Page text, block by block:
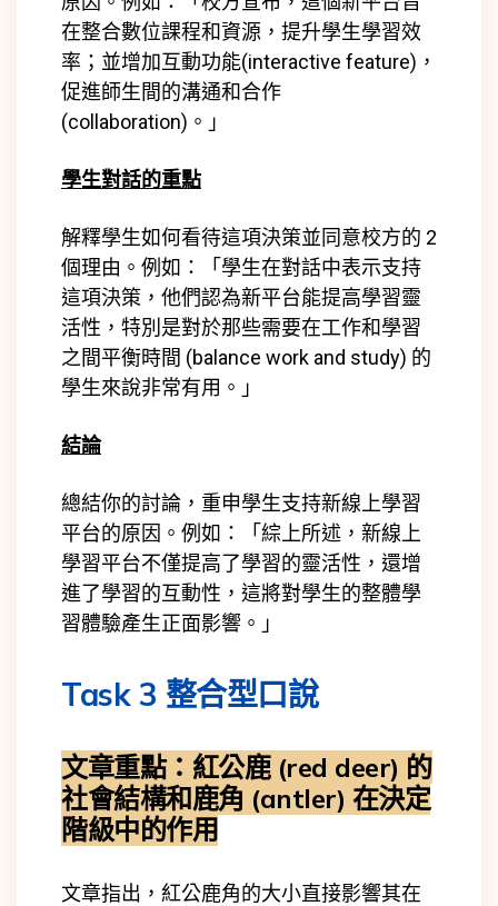
在整合數位課程和資源，提升學生學習效
率；並增加互動功能(interactive feature) ，
促進師生間的溝通和合作
(collaboration) 。」
學生對話的重點
解釋學生如何看待這項決策並同意校方的 2
個理由。例如：「學生在對話中表示支持
這項決策，他們認為新平台能提高學習靈
活性，特別是對於那些需要在工作和學習
之間平衡時間 (balance work and study) 的
學生來說非常有用。」
結論
總結你的討論，重申學生支持新線上學習
平台的原因。例如：「綜上所述，新線上
學習平台不僅提高了學習的靈活性，還增
進了學習的互動性，這將對學生的整體學
習體驗產生正面影響。」
Task 3 整合型口說
文章重點： 紅公鹿 (red deer) 的
社會結構和鹿角 (antler) 在決定
階級中的作用
文章指出，紅公鹿角的大小直接影響其在